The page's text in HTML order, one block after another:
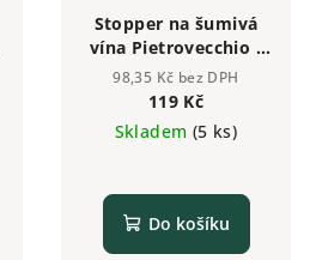
Stopper na šumivá
vína Pietrovecchio -
černý
98,35 Kč bez DPH
119 Kč
Skladem (5 ks)
Do košíku